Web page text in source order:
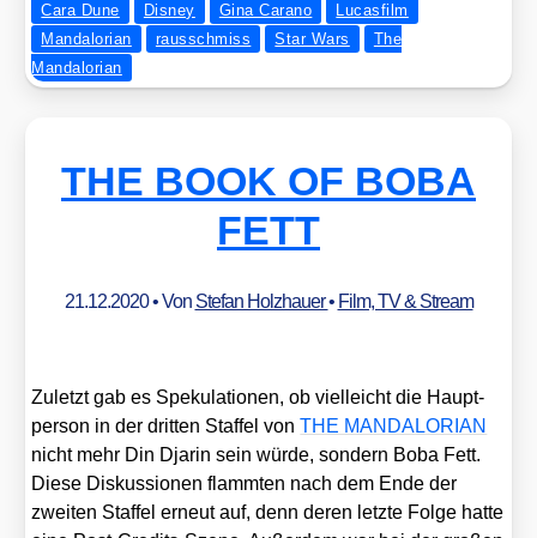
Cara Dune Disney Gina Carano
Lucasfilm
Mandalorian
rausschmiss Star Wars
The
Mandalorian
THE BOOK OF BOBA
FETT
21.12.2020• Von Stefan Holzhauer• Film, TV & Stream
Zuletzt gab es Spe­ku­la­tio­nen, ob viel­leicht die Haupt­
per­son in der drit­ten Staf­fel vonTHE MANDALORIAN
nicht mehr Din Dja­rin sein wür­de, son­dern Boba Fett.
Die­se Dis­kus­sio­nen flamm­ten nach dem Ende der
zwei­ten Staf­fel erneut auf, denn deren letz­te Fol­ge hat­te